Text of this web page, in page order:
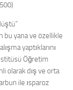
bu yana ve özellikle
yaptıklarını
Öğretim
olarak dış ve orta
ile ısparoz